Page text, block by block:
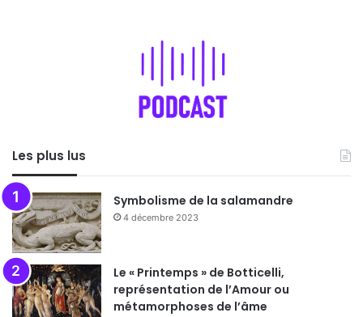
Les plus lus
Symbolisme de la salamandre
4 décembre 2023
Le « Printemps » de Botticelli,
représentation de l’Amour ou
métamorphoses de l’âme